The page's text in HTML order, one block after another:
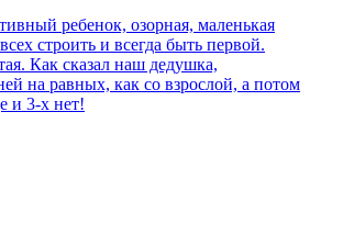
ребенок, озорная, маленькая
строить и всегда быть первой.
Как сказал наш дедушка,
на равных, как со взрослой, а потом
и 3-х нет!